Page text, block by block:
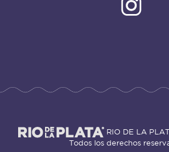
RIO DE LA
Todos los derechos